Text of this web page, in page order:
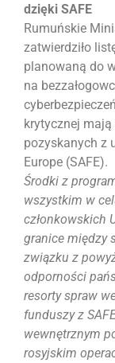
dzięki SAFE
Rumuńskie
zatwierdziło
planowaną do
na
krytycznej
pozyskanych z
Europe (SAFE).
Środki z
wszystkim w
członkowskich
granice między
związku z
odporności
resorty spraw
funduszy z
wewnętrznym
rosyjskim